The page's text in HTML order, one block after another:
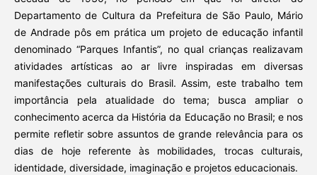
Departamento de Cultura da Prefeitura de São Paulo, Mário
de Andrade pôs em prática um projeto de educação infantil
denominado “Parques Infantis”, no qual crianças realizavam
atividades artísticas ao ar livre inspiradas em diversas
manifestações culturais do Brasil. Assim, este trabalho tem
importância pela atualidade do tema; busca ampliar o
conhecimento acerca da História da Educação no Brasil; e nos
permite refletir sobre assuntos de grande relevância para os
dias de hoje referente às mobilidades, trocas culturais,
identidade, diversidade, imaginação e projetos educacionais.